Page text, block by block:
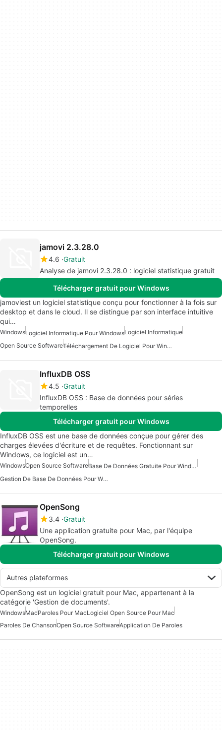
jamovi 2.3.28.0
4.6 Gratuit
Analyse de jamovi 2.3.28.0 : logiciel statistique gratuit
Télécharger gratuit pour Windows
jamoviest un logiciel statistique conçu pour fonctionner à la fois sur
desktop et dans le cloud. Il se distingue par son interface intuitive
qui…
WindowsLogiciel Informatique Pour WindowsLogiciel Informatique
Open Source Software
Téléchargement De Logiciel Pour Windows
InfluxDB OSS
4.5 Gratuit
InfluxDB OSS : Base de données pour séries
temporelles
Télécharger gratuit pour Windows
InfluxDB OSS est une base de données conçue pour gérer des
charges élevées d'écriture et de requêtes. Fonctionnant sur
Windows, ce logiciel est un…
WindowsOpen Source Software
Base De Données Gratuite Pour Windows
Gestion De Base De Données Pour Windows
OpenSong
3.4 Gratuit
Une application gratuite pour Mac, par l'équipe
OpenSong.
Télécharger gratuit pour Windows
Autres plateformes
OpenSong est un logiciel gratuit pour Mac, appartenant à la
catégorie 'Gestion de documents'.
WindowsMacParoles Pour MacLogiciel Open Source Pour Mac
Paroles De ChansonOpen Source SoftwareApplication De Paroles